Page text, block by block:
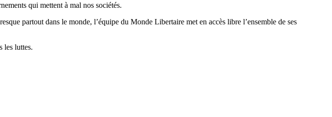
qui mettent à mal nos sociétés.
partout dans le monde, l’équipe du Monde Libertaire met en accès libre l’ensemble de ses
les luttes.